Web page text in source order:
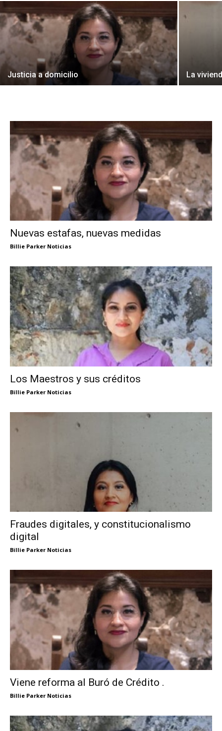
Justicia a domicilio La
Nuevas estafas, nuevas medidas
Billie Parker Noticias
Los Maestros y sus créditos
Billie Parker Noticias
Fraudes digitales, y constitucionalismo
digital
Billie Parker Noticias
Viene reforma al Buró de Crédito .
Billie Parker Noticias